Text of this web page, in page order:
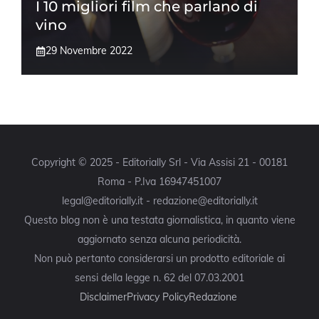
I 10 migliori film che parlano di
vino
29 Novembre 2022
Copyright © 2025 - Editorially Srl - Via Assisi 21 - 00181
Roma - P.Iva 16947451007
legal@editorially.it - redazione@editorially.it
Questo blog non è una testata giornalistica, in quanto viene
aggiornato senza alcuna periodicità.
Non può pertanto considerarsi un prodotto editoriale ai
sensi della legge n. 62 del 07.03.2001
DisclaimerPrivacy PolicyRedazione